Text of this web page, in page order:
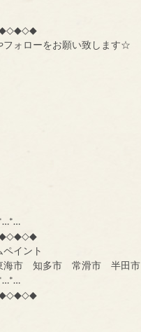
フォローをお願い致します☆
イント
市 知多市 常滑市 半田市